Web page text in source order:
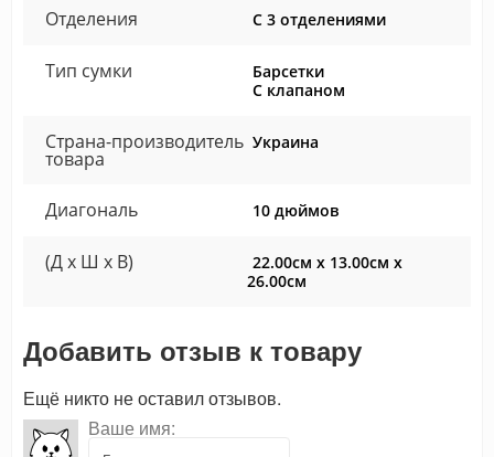
Отделения С 3 отделениями
Тип сумки
Барсетки
С клапаном
Страна-производитель
товара
Украина
Диагональ 10 дюймов
(Д x Ш x В)
22.00см x 13.00см x
26.00см
Добавить отзыв к товару
Ещё никто не оставил отзывов.
Ваше имя: